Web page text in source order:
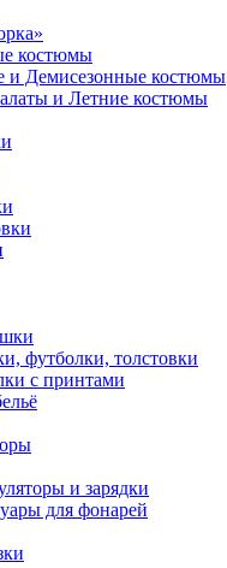
костюмы
и Демисезонные костюмы
и Летние костюмы
футболки, толстовки
с принтами
и зарядки
для фонарей